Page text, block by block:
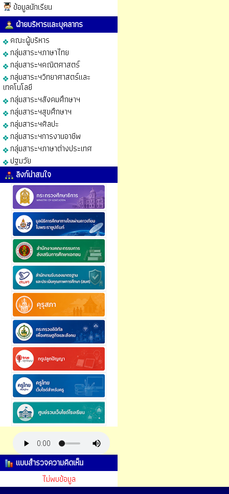
ข้อมูลนักเรียน
ฝ่ายบริหารและบุคลากร
คณะผู้บริหาร
กลุ่มสาระฯภาษาไทย
กลุ่มสาระฯคณิตศาสตร์
กลุ่มสาระฯวิทยาศาสตร์และ
เทคโนโลยี
กลุ่มสาระฯสังคมศึกษาฯ
กลุ่มสาระฯสุขศึกษาฯ
กลุ่มสาระฯศิลปะ
กลุ่มสาระฯการงานอาชีพ
กลุ่มสาระฯภาษาต่างประเทศ
ปฐมวัย
ลิงก์น่าสนใจ
แบบสำรวจความคิดเห็น
ไม่พบข้อมูล